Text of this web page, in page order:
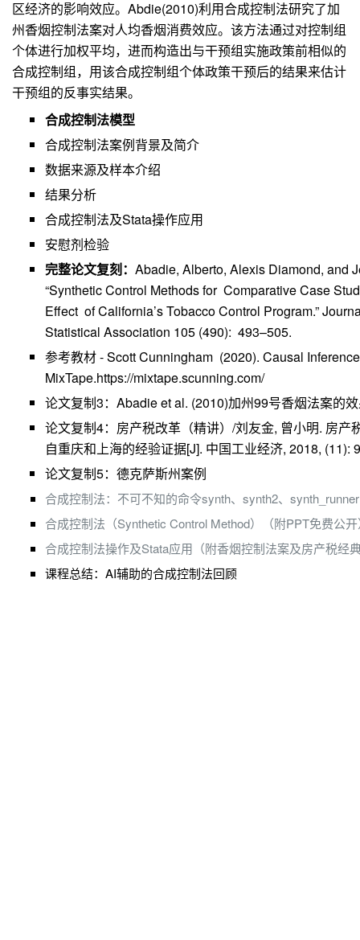
区经济的影响效应。Abdie(2010)利用合成控制法研究了加
州香烟控制法案对人均香烟消费效应。该方法通过对控制组
个体进行加权平均，进而构造出与干预组实施政策前相似的
合成控制组，用该合成控制组个体政策干预后的结果来估计
干预组的反事实结果。
合成控制法模型
合成控制法案例背景及简介
数据来源及样本介绍
结果分析
合成控制法及Stata操作应用
安慰剂检验
完整论文复刻： Abadie, Alberto, Alexis Diamond, and
“Synthetic Control Methods for Comparative Case
Effect of California’s Tobacco Control Program.”
Statistical Association 105 (490): 493–505.
参考教材 - Scott Cunningham (2020). Causal
MixTape.https://mixtape.scunning.com/
论文复制3：Abadie et al. (2010)加州99号香烟法案的
论文复制4：房产税改革 （精讲）/刘友金, 曾小明. 房
自重庆和上海的经验证据[J]. 中国工业经济, 2018, (11):
论文复制5：德克萨斯州案例
合成控制法：不可不知的命令synth、synth2、synth_runner
合成控制法（Synthetic Control Method）（附PPT免费公
合成控制法操作及Stata应用（附香烟控制法案及房产税经
课程总结：AI辅助的合成控制法回顾